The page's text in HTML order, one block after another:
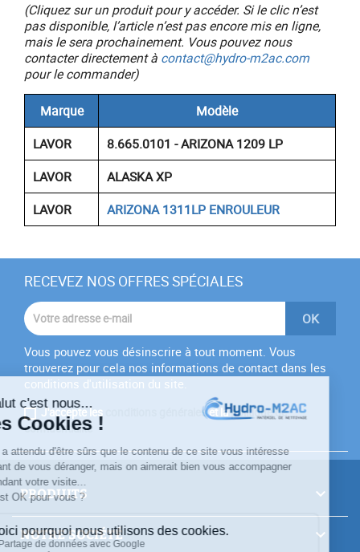
(Cliquez sur un produit pour y accéder. Si le clic n’est
pas disponible, l’article n’est pas encore mis en ligne,
mais le sera prochainement. Vous pouvez nous
contacter directement à contact@hydro-m2ac.com
pour le commander)
Marque
Modèle
LAVOR
8.665.0101 - ARIZONA 1209 LP
LAVOR
ALASKA XP
LAVOR
ARIZONA 1311LP ENROULEUR
RECEVEZ NOS OFFRES SPÉCIALES
Vous pouvez vous désinscrire à tout moment. Vous
trouverez pour cela nos informations de contact dans les
conditions d'utilisation du site.
J'accepte les conditions généraleset lapolitique de
confidentialité
PRODUITS 
NOTRE SOCIÉTÉ 